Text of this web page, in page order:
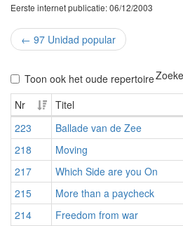
Eerste internet publicatie: 06/12/2003
← 97 Unidad popular
Toon ook het oude repertoire
Nr
Titel
223
Ballade van de Zee
218
Moving
217
Which Side are you On
215
More than a paycheck
214
Freedom from war